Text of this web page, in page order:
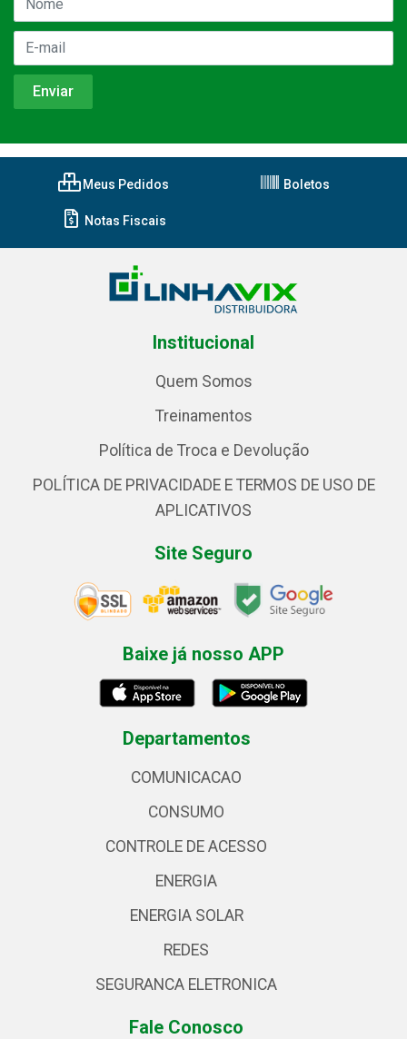
Meus Pedidos Boletos
Notas Fiscais
Institucional
Quem Somos
Treinamentos
Política de Troca e Devolução
POLÍTICA DE PRIVACIDADE E TERMOS DE USO DE
APLICATIVOS
Site Seguro
Baixe já nosso APP
Departamentos
COMUNICACAO
CONSUMO
CONTROLE DE ACESSO
ENERGIA
ENERGIA SOLAR
REDES
SEGURANCA ELETRONICA
Fale Conosco